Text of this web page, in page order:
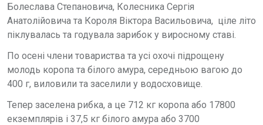
Болеслава Степановича, Колесника Сергія
Анатолійовича та Короля Віктора Васильовича, ціле літо
піклувалась та годувала зарибок у виросному ставі.
По осені члени товариства та усі охочі підрощену
молодь коропа та білого амура, середньою вагою до
400 г, виловили та заселили у водосховище.
Тепер заселена рибка, а це 712 кг коропа або 17800
екземплярів і 37,5 кг білого амура або 3700